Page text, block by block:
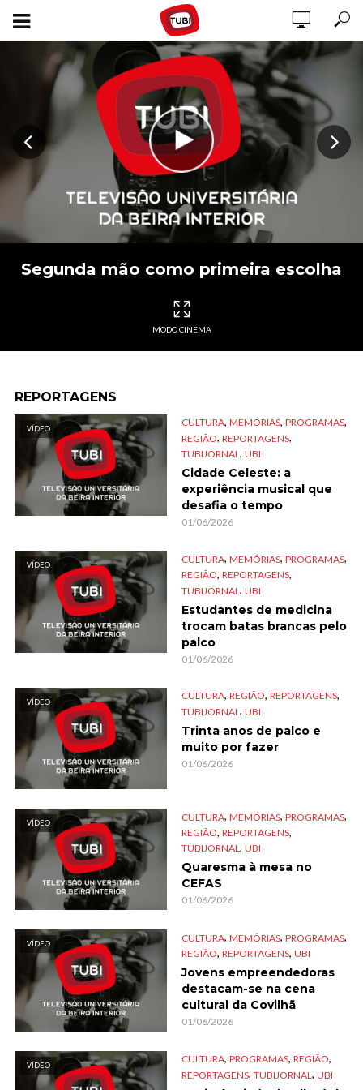
Segunda mão como primeira escolha
MODO CINEMA
REPORTAGENS
VÍDEO
CULTURA, MEMÓRIAS, PROGRAMAS,
REGIÃO, REPORTAGENS,
TUBIJORNAL, UBI
Cidade Celeste: a
experiência musical que
desafia o tempo
01/06/2026
VÍDEO
CULTURA, MEMÓRIAS, PROGRAMAS,
REGIÃO, REPORTAGENS,
TUBIJORNAL , UBI
Estudantes de medicina
trocam batas brancas pelo
palco
01/06/2026
VÍDEO
CULTURA, REGIÃO, REPORTAGENS,
TUBIJORNAL , UBI
Trinta anos de palco e
muito por fazer
01/06/2026
VÍDEO
CULTURA, MEMÓRIAS, PROGRAMAS,
REGIÃO, REPORTAGENS,
TUBIJORNAL, UBI
Quaresma à mesa no
CEFAS
01/06/2026
VÍDEO
CULTURA, MEMÓRIAS, PROGRAMAS,
REGIÃO, REPORTAGENS, UBI
Jovens empreendedoras
destacam-se na cena
cultural da Covilhã
01/06/2026
VÍDEO
CULTURA, PROGRAMAS, REGIÃO,
REPORTAGENS, TUBIJORNAL , UBI